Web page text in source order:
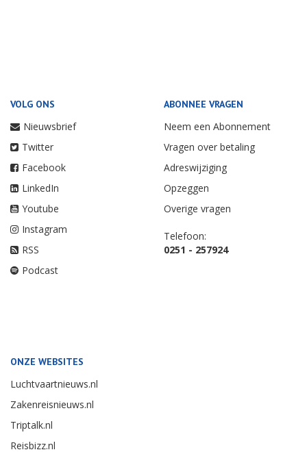
VOLG ONS
Nieuwsbrief
Twitter
Facebook
LinkedIn
Youtube
Instagram
RSS
Podcast
ABONNEE VRAGEN
Neem een Abonnement
Vragen over betaling
Adreswijziging
Opzeggen
Overige vragen
Telefoon:
0251 - 257924
ONZE WEBSITES
Luchtvaartnieuws.nl
Zakenreisnieuws.nl
Triptalk.nl
Reisbizz.nl